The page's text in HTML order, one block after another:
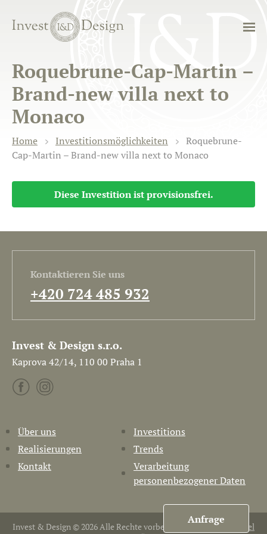
Roquebrune-Cap-Martin –
Brand-new villa next to
Monaco
Home Investitionsmöglichkeiten
Roquebrune-
Cap-Martin – Brand-new villa next to Monaco
Diese Investition ist provisionsfrei.
Kontaktieren Sie uns
+420 724 485 932
Invest & Design s.r.o.
Kaprova 42/14, 110 00 Praha 1
Über uns
Investitions
Realisierungen
Trends
Kontakt
Verarbeitung
personenbezogener Daten
Invest & Design © 2026 Alle Rechte vorbehalten. Erstellt von
Pavel
Anfrage